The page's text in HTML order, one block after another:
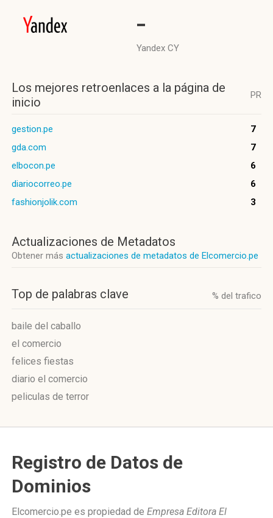
-
Yandex CY
Los mejores retroenlaces a la página de
inicio
PR
gestion.pe
7
gda.com
7
elbocon.pe
6
diariocorreo.pe
6
fashionjolik.com
3
Actualizaciones de Metadatos
Obtener más actualizaciones de metadatos de Elcomercio.pe
Top de palabras clave % del trafico
baile del caballo
el comercio
felices fiestas
diario el comercio
peliculas de terror
Registro de Datos de
Dominios
Elcomercio.pe es propiedad de Empresa Editora El